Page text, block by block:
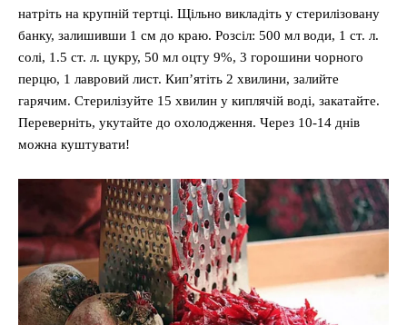
натріть на крупній тертці. Щільно викладіть у стерилізовану
банку, залишивши 1 см до краю. Розсіл: 500 мл води, 1 ст. л.
солі, 1.5 ст. л. цукру, 50 мл оцту 9%, 3 горошини чорного
перцю, 1 лавровий лист. Кип’ятіть 2 хвилини, залийте
гарячим. Стерилізуйте 15 хвилин у киплячій воді, закатайте.
Переверніть, укутайте до охолодження. Через 10-14 днів
можна куштувати!